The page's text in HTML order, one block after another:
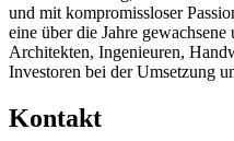
und mit kompromissloser
eine über die Jahre
Architekten, Ingenieuren,
Investoren bei der Umsetzung
Kontakt